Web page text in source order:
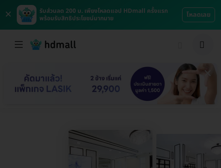
×
รับส่วนลด 200 บ. เพียงโหลดแอป HDmall ครั้งแรก
พร้อมรับสิทธิประโยชน์มากมาย
โหลดเลย